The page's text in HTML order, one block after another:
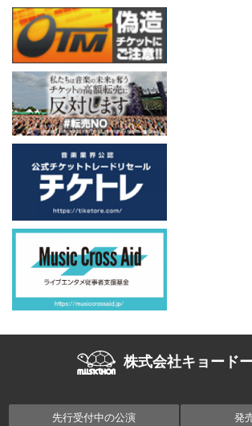
株式会社キョード
先行受付中の公演 発